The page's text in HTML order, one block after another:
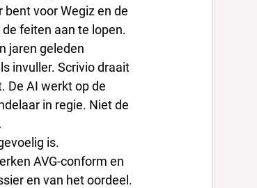
voor Wegiz en de
feiten aan te lopen.
jaren geleden
invuller. Scrivio draait
De AI werkt op de
in regie. Niet de
is.
AVG-conform en
en van het oordeel.